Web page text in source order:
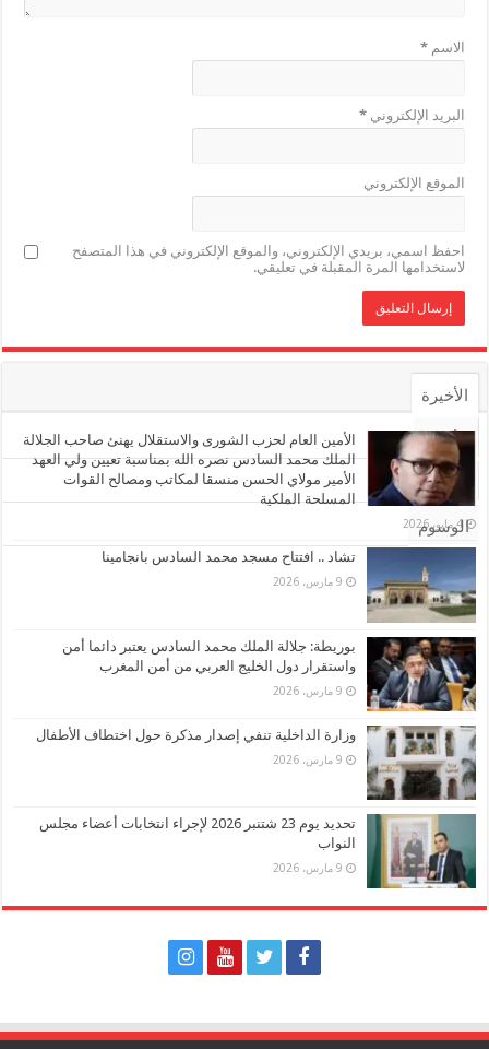
الاسم*
البريد الإلكتروني*
الموقع الإلكتروني
احفظ اسمي، بريدي الإلكتروني، والموقع الإلكتروني في هذا المتصفح
لاستخدامها المرة المقبلة في تعليقي.
الأخيرة
الأشهر
تعليقات
الوسوم
الأمين العام لحزب الشورى والاستقلال يهنئ صاحب الجلالة
الملك محمد السادس نصره الله بمناسبة تعيين ولي العهد
الأمير مولاي الحسن منسقا لمكاتب ومصالح القوات
المسلحة الملكية
4 مايو، 2026
تشاد .. افتتاح مسجد محمد السادس بانجامينا
9 مارس، 2026
بوريطة: جلالة الملك محمد السادس يعتبر دائما أمن
واستقرار دول الخليج العربي من أمن المغرب
9 مارس، 2026
وزارة الداخلية تنفي إصدار مذكرة حول اختطاف الأطفال
9 مارس، 2026
تحديد يوم 23 شتنبر 2026 لإجراء انتخابات أعضاء مجلس
النواب
9 مارس، 2026